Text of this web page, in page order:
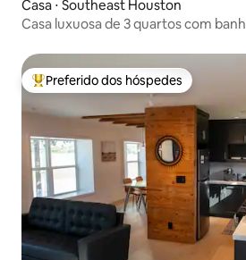
Casa ⋅ Southeast Houston
Casa luxuosa de 3 quartos com
Entre os melhores preferidos dos
Preferido dos hóspedes